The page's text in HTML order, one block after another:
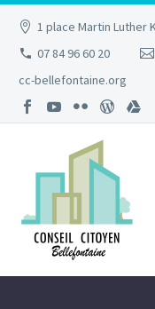
1 place Martin Luther
07 84 96 60 20
cc-bellefontaine.org